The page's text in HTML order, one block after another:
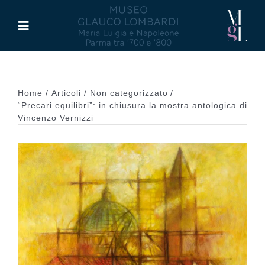
contenuto
Toggle
Maria Luigia d’Asburgo
Glauco Lombardi
Palazzo di Riserva
Attività
Pubblicazioni
Home Articoli
Non categorizzato
“Precari equilibri”: in chiusura la mostra antologica di
Vincenzo Vernizzi